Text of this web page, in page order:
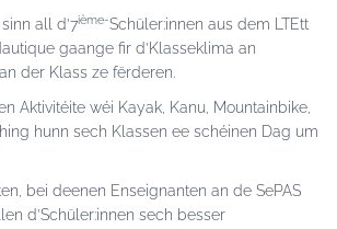
all d’7ième-Schüler:innen aus dem LTEtt
gaange fir d’Klasseklima an
der Klass ze fërderen.
Aktivitéite wéi Kayak, Kanu, Mountainbike,
hunn sech Klassen ee schéinen Dag um
bei deenen Enseignanten an de SePAS
d’Schüler:innen sech besser